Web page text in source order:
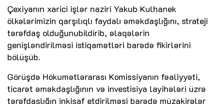
Çexiyanın xarici işlər naziri Yakub Kulhanek
ölkələrimizin qarşılıqlı faydalı əməkdaşlığını, strateji
tərəfdaş olduğunubildirib, əlaqələrin
genişləndirilməsi istiqamətləri barədə fikirlərini
bölüşüb.
Görüşdə Hökumətlərarası Komissiyanın fəaliyyəti,
ticarət əməkdaşlığının və investisiya layihələri üzrə
tərəfdaşlığın inkişaf etdirilməsi barədə müzakirələr